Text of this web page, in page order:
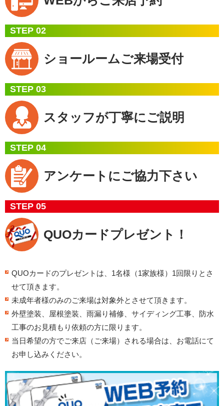
STEP 02
ショールームご来場受付
STEP 03
スタッフが丁寧にご説明
STEP 04
アンケートにご協力下さい
STEP 05
QUOカードプレゼント！
QUOカードのプレゼントは、1名様（1家族様）1回限りとさ
せて頂きます。
未成年者様のみのご来場は対象外とさせて頂きます。
外壁塗装、屋根塗装、雨漏り補修、サイディング工事、防水
工事のお見積もり依頼の方に限ります。
当日希望の方でご来店（ご来場）される場合は、お電話にて
お申し込みください。